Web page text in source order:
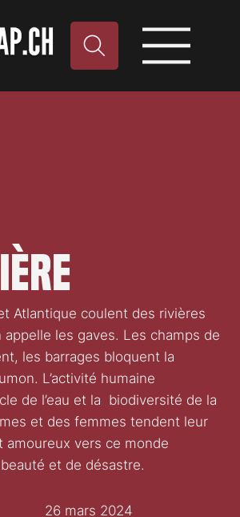
Atlantique coulent des rivières
appelle les gaves. Les champs de
les barrages bloquent la
L’activité humaine
de l’eau et la biodiversité de la
et des femmes tendent leur
amoureux vers ce monde
et de désastre.
26 mars 2024